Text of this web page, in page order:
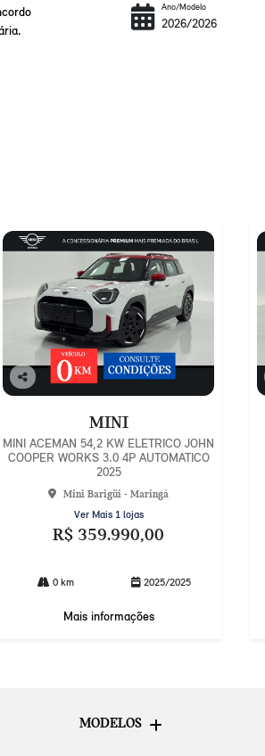
Ano/Modelo
2026/2026
Co
lhe
MINI
MINI ACEMAN 54,2 KW ELETRICO JOHN
COOPER WORKS 3.0 4P AUTOMATICO
2025
Mini Barigüi - Maringá
Ver Mais 1 lojas
R$ 359.990,00
0 km 2025/2025
Mais informações
MODELOS